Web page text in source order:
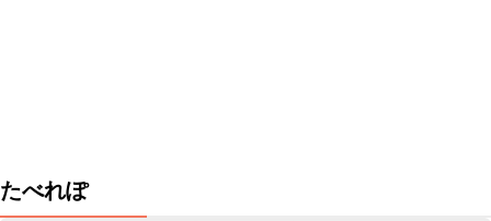
たべれぽ